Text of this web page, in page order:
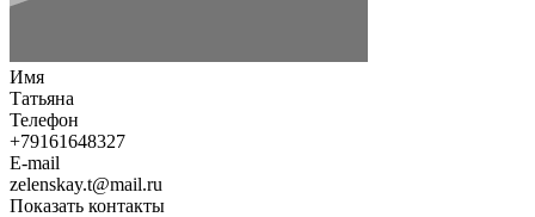
Имя
Татьяна
Телефон
+79161648327
E-mail
zelenskay.t@mail.ru
Показать контакты